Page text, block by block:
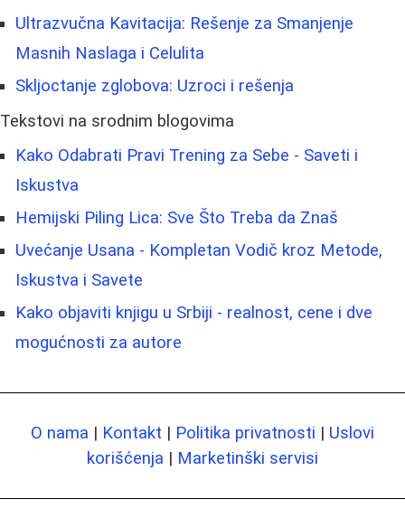
Ultrazvučna Kavitacija: Rešenje za Smanjenje
Masnih Naslaga i Celulita
Skljoctanje zglobova: Uzroci i rešenja
Tekstovi na srodnim blogovima
Kako Odabrati Pravi Trening za Sebe - Saveti i
Iskustva
Hemijski Piling Lica: Sve Što Treba da Znaš
Uvećanje Usana - Kompletan Vodič kroz Metode,
Iskustva i Savete
Kako objaviti knjigu u Srbiji - realnost, cene i dve
mogućnosti za autore
O nama | Kontakt | Politika privatnosti | Uslovi
korišćenja | Marketinški servisi